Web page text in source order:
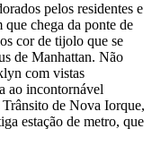
pelos residentes e
chega da ponte de
cor de tijolo que se
de Manhattan. Não
com vistas
ao incontornável
de Nova Iorque,
estação de metro, que